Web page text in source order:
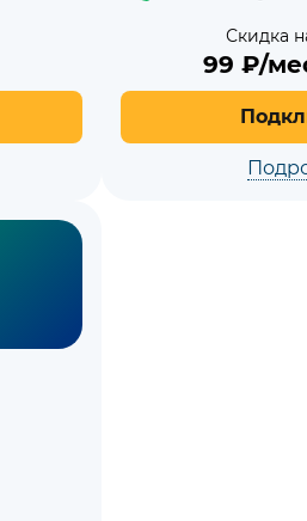
Скидка
99 ₽/